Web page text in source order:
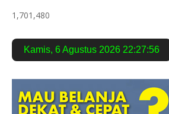
1,701,480
Kamis, 6 Agustus 2026 22:27:57